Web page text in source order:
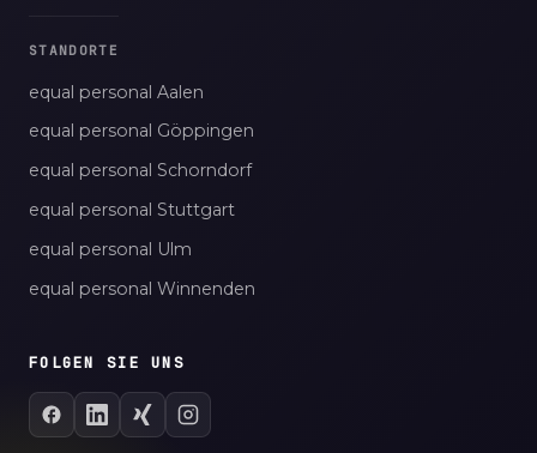
STANDORTE
equal personal Aalen
equal personal Göppingen
equal personal Schorndorf
equal personal Stuttgart
equal personal Ulm
equal personal Winnenden
FOLGEN SIE UNS